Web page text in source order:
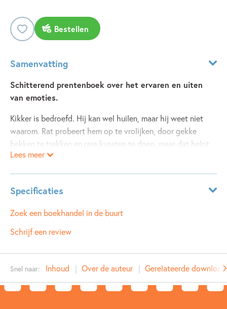
Bestellen
Samenvatting
Schitterend prentenboek over het ervaren en uiten
van emoties.
Kikker is bedroefd. Hij kan wel huilen, maar hij weet niet
waarom. Rat probeert hem op te vrolijken, door gekke
bekken te trekken en rare kunsten te doen, maar dat helpt
niet. Dan haalt hij zijn viool en speelt een prachtig lied.
lachen! Tot de tranen over zijn wangen lopen...
Lees meer
Specificaties
Leeftijdsindicatie: 3 - 5 jaar
ISBN:
9789025865603
Auteur(s):
Max Velthuijs
Prijs:
99
Zoek een boekhandel in de buurt
Schrijf een review
Snel naar: Inhoud Over de auteur Gerelateerde